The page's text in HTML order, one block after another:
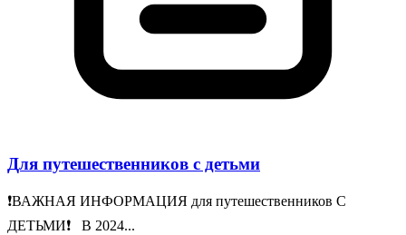
Для путешественников с детьми
❗️ВАЖНАЯ ИНФОРМАЦИЯ для путешественников С
ДЕТЬМИ❗️ В 2024...